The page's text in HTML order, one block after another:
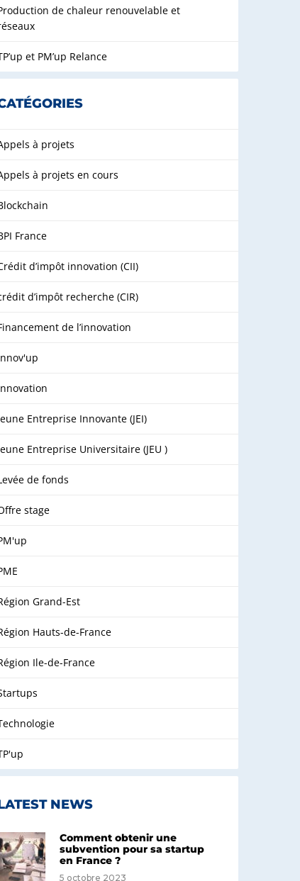
de chaleur renouvelable et
et PM’up Relance
à projets
à projets en cours
France
d’impôt innovation (CII)
d’impôt recherche (CIR)
de l’innovation
Entreprise Innovante (JEI)
Entreprise Universitaire (JEU )
de fonds
stage
Grand-Est
Hauts-de-France
Ile-de-France
NEWS
Comment obtenir une
subvention pour sa startup
en France ?
5 octobre 2023